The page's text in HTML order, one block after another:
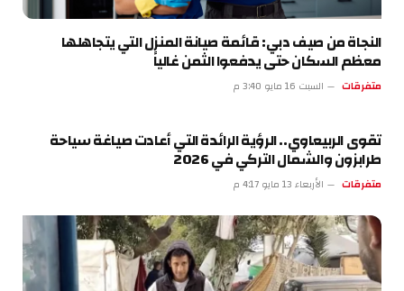
النجاة من صيف دبي: قائمة صيانة المنزل التي يتجاهلها
معظم السكان حتى يدفعوا الثمن غالياً
متفرقات السبت 16 مايو 3:40 م
تقوى الربيعاوي.. الرؤية الرائدة التي أعادت صياغة سياحة
طرابزون والشمال التركي في 2026
متفرقات الأربعاء 13 مايو 4:17 م